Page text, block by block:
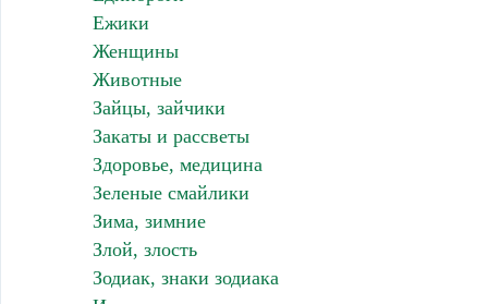
Ежики
Женщины
Животные
Зайцы, зайчики
Закаты и рассветы
Здоровье, медицина
Зеленые смайлики
Зима, зимние
Злой, злость
Зодиак, знаки зодиака